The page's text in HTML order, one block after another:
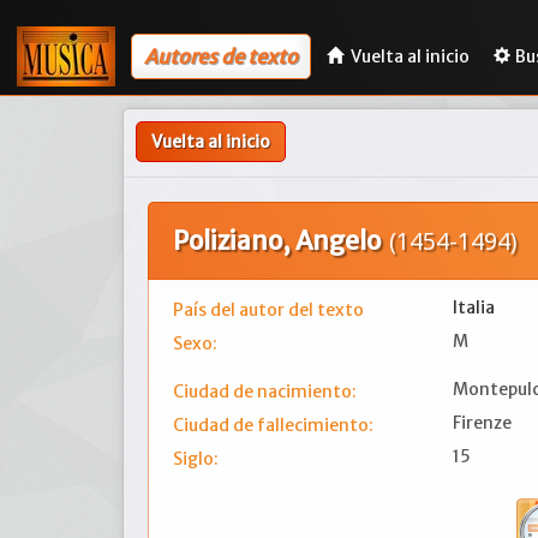
Autores de texto Vuelta al inicio
Vuelta al inicio
Poliziano, Angelo(1454-1494)
País del autor del texto
Italia
Sexo:
M
Ciudad de nacimiento:
Ciudad de fallecimiento:
Firenze
Siglo:
15